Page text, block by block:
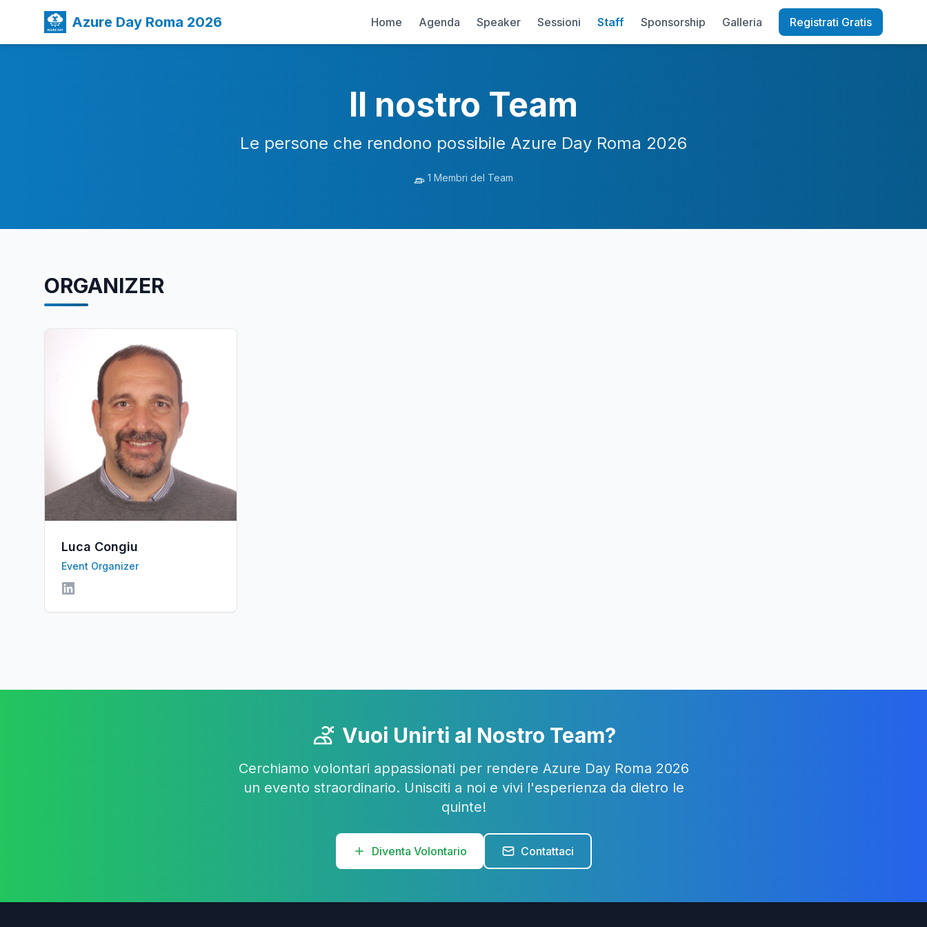
Azure Day Roma 2026 Home Agenda Speaker Sessioni Staff Sponsorship Galleria Registrati Gratis
Il nostro Team
Le persone che rendono possibile Azure Day Roma 2026
1 Membri del Team
ORGANIZER
Luca Congiu
Event Organizer
Vuoi Unirti al Nostro Team?
Cerchiamo volontari appassionati per rendere Azure Day Roma 2026
un evento straordinario. Unisciti a noi e vivi l'esperienza da dietro le
quinte!
Diventa Volontario Contattaci